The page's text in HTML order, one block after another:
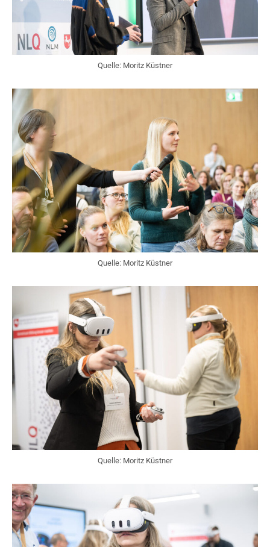
Quelle: Moritz Küstner
Quelle: Moritz Küstner
Quelle: Moritz Küstner